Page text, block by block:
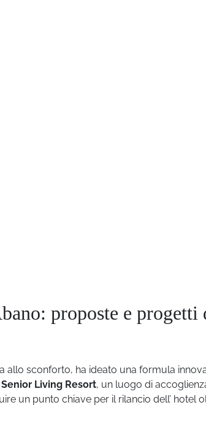
proposte e progetti
allo sconforto, ha ideato una formula
Senior Living Resort, un luogo di
un punto chiave per il rilancio dell’ hotel